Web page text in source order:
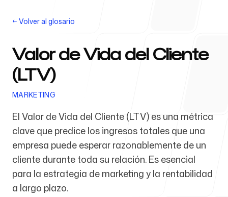
Inicio
Para startups
Para agencias
← Volver al glosario
Valor de Vida del Cliente
(LTV)
MARKETING
El Valor de Vida del Cliente (LTV) es una métrica
clave que predice los ingresos totales que una
empresa puede esperar razonablemente de un
cliente durante toda su relación. Es esencial
para la estrategia de marketing y la rentabilidad
a largo plazo.